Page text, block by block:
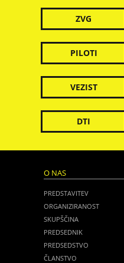
ZVG
PILOTI
VEZIST
DTI
O NAS
PREDSTAVITEV
ORGANIZIRANOST
SKUPŠČINA
PREDSEDNIK
PREDSEDSTVO
ČLANSTVO